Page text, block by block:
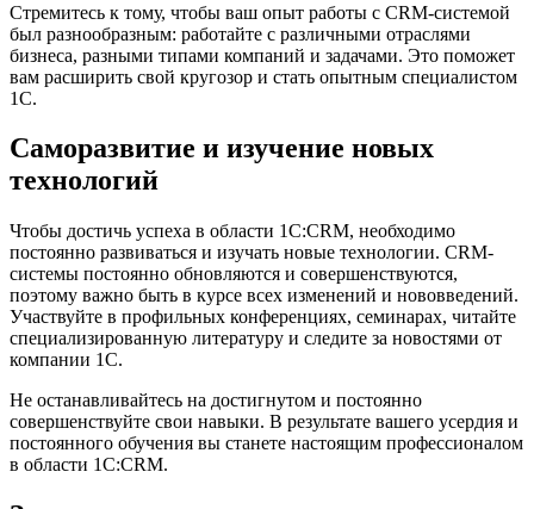
Стремитесь к тому, чтобы ваш опыт работы с CRM-системой
был разнообразным: работайте с различными отраслями
бизнеса, разными типами компаний и задачами. Это поможет
вам расширить свой кругозор и стать опытным специалистом
1С.
Саморазвитие и изучение новых
технологий
Чтобы достичь успеха в области 1С:CRM, необходимо
постоянно развиваться и изучать новые технологии. CRM-
системы постоянно обновляются и совершенствуются,
поэтому важно быть в курсе всех изменений и нововведений.
Участвуйте в профильных конференциях, семинарах, читайте
специализированную литературу и следите за новостями от
компании 1С.
Не останавливайтесь на достигнутом и постоянно
совершенствуйте свои навыки. В результате вашего усердия и
постоянного обучения вы станете настоящим профессионалом
в области 1С:CRM.